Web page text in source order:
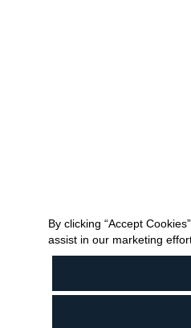
By clicking “Accept
assist in our marketing